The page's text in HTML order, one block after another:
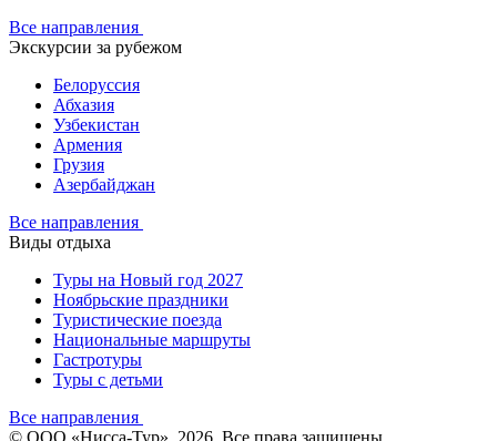
Все направления
Экскурсии за рубежом
Белоруссия
Абхазия
Узбекистан
Армения
Грузия
Азербайджан
Все направления
Виды отдыха
Туры на Новый год 2027
Ноябрьские праздники
Туристические поезда
Национальные маршруты
Гастротуры
Туры с детьми
Все направления
© ООО «Нисса-Тур», 2026. Все права защищены